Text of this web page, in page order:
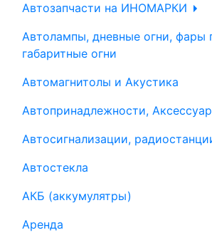
Автозапчасти на ИНОМАРКИ
Автолампы, дневные огни, фары
габаритные огни
Автомагнитолы и Акустика
Автопринадлежности,
Автосигнализации,
Автостекла
АКБ (аккумулятры)
Аренда